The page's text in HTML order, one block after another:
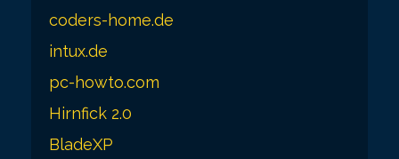
coders-home.de
intux.de
pc-howto.com
Hirnfick 2.0
BladeXP